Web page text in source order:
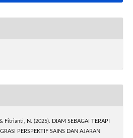
Fitrianti, N. (2025). DIAM SEBAGAI TERAPI
PERSPEKTIF SAINS DAN AJARAN